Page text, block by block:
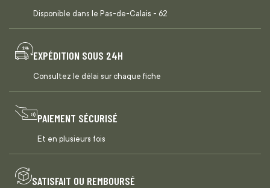
Disponible dans le Pas-de-Calais - 62
EXPÉDITION SOUS 24H
Consultez le délai sur chaque fiche
PAIEMENT SÉCURISÉ
Et en plusieurs fois
SATISFAIT OU REMBOURSÉ